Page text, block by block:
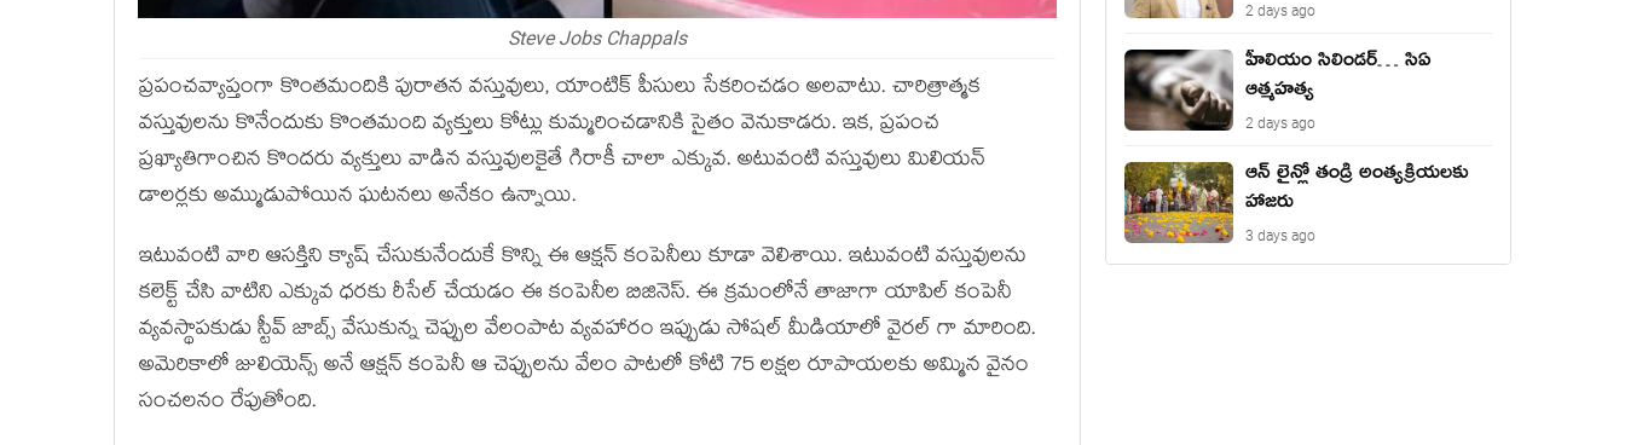
Steve Jobs Chappals
ప్రపంచవ్యాప్తంగా కొంతమందికి పురాతన వస్తువులు, యాంటిక్ పీసులు సేకరించడం అలవాటు. చారిత్రాత్మక
వస్తువులను కొనేందుకు కొంతమంది వ్యక్తులు కోట్లు కుమ్మరించడానికి సైతం వెనుకాడరు. ఇక, ప్రపంచ
ప్రఖ్యాతిగాంచిన కొందరు వ్యక్తులు వాడిన వస్తువులకైతే గిరాకీ చాలా ఎక్కువ. అటువంటి వస్తువులు మిలియన్
డాలర్లకు అమ్ముడుపోయిన ఘటనలు అనేకం ఉన్నాయి.
ఇటువంటి వారి ఆసక్తిని క్యాష్ చేసుకునేందుకే కొన్ని ఈ ఆక్షన్ కంపెనీలు కూడా వెలిశాయి. ఇటువంటి వస్తువులను
కలెక్ట్ చేసి వాటిని ఎక్కువ ధరకు రీసేల్ చేయడం ఈ కంపెనీల బిజినెస్. ఈ క్రమంలోనే తాజాగా యాపిల్ కంపెనీ
వ్యవస్థాపకుడు స్టీవ్ జాబ్స్ వేసుకున్న చెప్పుల వేలంపాట వ్యవహారం ఇప్పుడు సోషల్ మీడియాలో వైరల్ గా మారింది.
అమెరికాలో జులియెన్స్ అనే ఆక్షన్ కంపెనీ ఆ చెప్పులను వేలం పాటలో కోటి 75 లక్షల రూపాయలకు అమ్మిన వైనం
సంచలనం రేపుతోంది.
2 days ago
హీలియం సిలిండర్… సిఏ
ఆత్మహత్య
2 days ago
ఆన్ లైన్లో తండ్రి అంత్యక్రియలకు
హాజరు
3 days ago